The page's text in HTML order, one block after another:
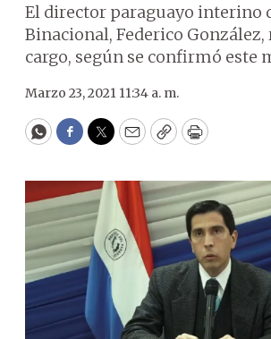
El director paraguayo interino
Binacional, Federico González,
cargo, según se confirmó este
Marzo 23, 2021 11:34 a. m.
WhatsApp
Facebook
Twitter
EmailCopyPrint